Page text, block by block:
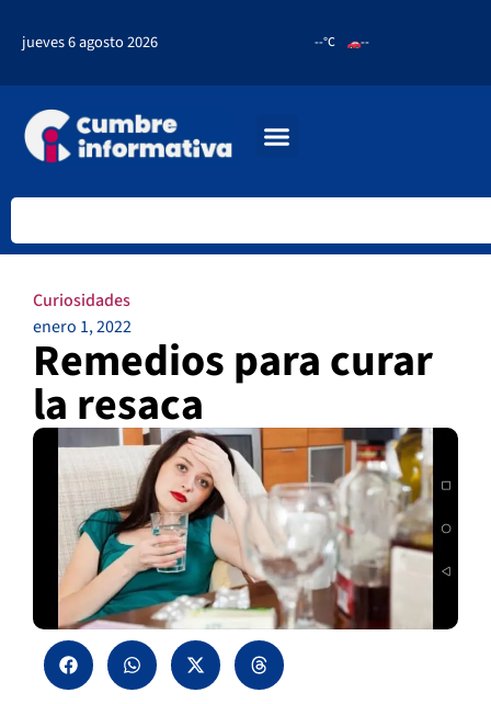
jueves 6 agosto 2026 --°C --
Curiosidades
enero 1, 2022
Remedios para curar
la resaca